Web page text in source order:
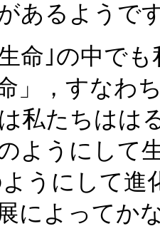
あるようで
命｣の中で
」，すなわ
私たちはは
ようにして
ようにして
によってか